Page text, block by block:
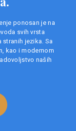
ponosan je na
svih vrsta
jezika. Sa
kao i modernom
naših